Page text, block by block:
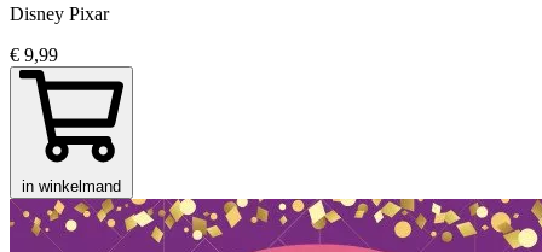
Disney Pixar
€ 9,99
in winkelmand